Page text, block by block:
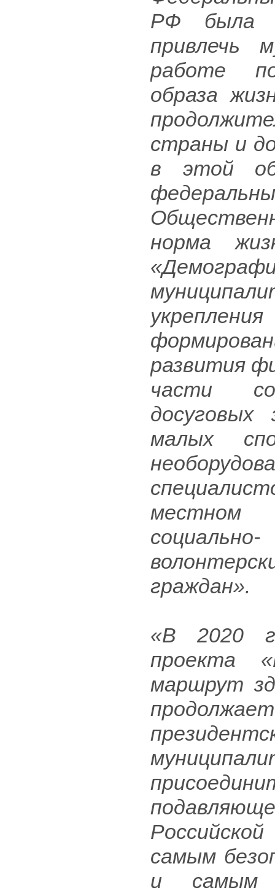
РФ была
привлечь
работе
образа
страны и
в этой
норма
развития
части
малых
местном
граждан».
«В 2020
проекта
маршрут
самым
и самым